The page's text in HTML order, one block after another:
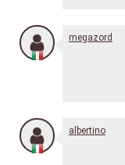
megazord
albertino